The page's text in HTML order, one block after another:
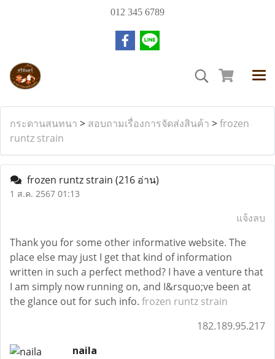
012 345 6789
กระดานสนทนา > สอบถามเรื่องการจัดส่งสินค้า >frozen
runtz strain
frozen runtz strain (216 อ่าน)
1 ส.ค. 2567 01:13
แจ้งลบ
Thank you for some other informative website. The
place else may just I get that kind of information
written in such a perfect method? I have a venture that
I am simply now running on, and I&rsquo;ve been at
the glance out for such info. frozen runtz strain
182.189.95.217
naila